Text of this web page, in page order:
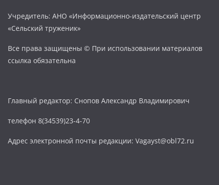
Учредитель: АНО «Информационно-издательский центр
«Сельский труженик»
Все права защищены © При использовании материалов
ссылка обязательна
Главный редактор: Снопов Александр Владимирович
телефон 8(34539)23-4-70
Адрес электронной почты редакции: Vagayst@obl72.ru